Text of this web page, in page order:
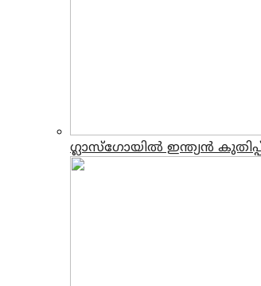
ഗ്ലാസ്‌ഗോയില്‍ ഇന്ത്യന്‍